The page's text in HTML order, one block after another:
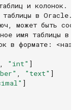
и
таблицы в Oracle.
может быть
имя таблицы в
в формате:
, "int" ]
, "text" ]
]